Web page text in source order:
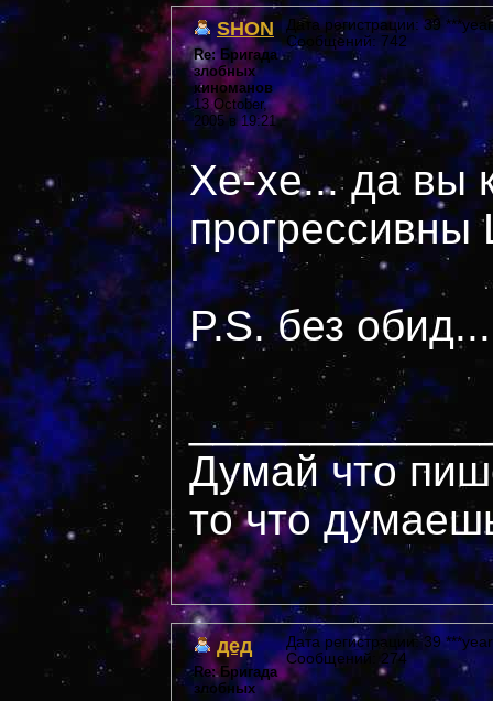
SHON
Re: Бригада
злобных
киноманов
13 October,
2005 в 19:21
Дата регистрации: 39
Сообщений: 742
Хе-хе... да вы
прогрессивны
P.S. без обид...
Думай что
то что
дед
Re: Бригада
злобных
Дата регистрации: 39
Сообщений: 274